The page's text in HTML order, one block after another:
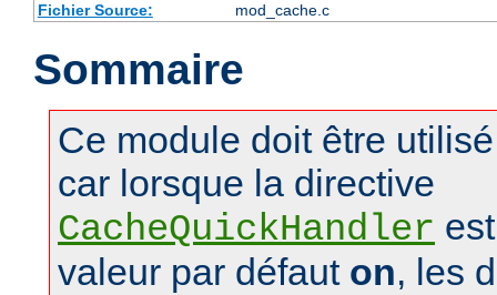
Fichier Source:
mod_cache.c
Sommaire
Ce module doit être
car lorsque la directive
CacheQuickHandler
valeur par défaut on, les